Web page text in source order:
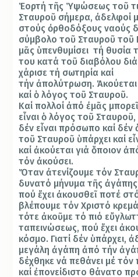
Ἑορτή τῆς Ὑψώσεως τοῦ
Σταυροῦ σήμερα,ἀδελφοί
στούςὀρθοδόξους ναούς
σύμβολο τοῦ Σταυροῦ τοῦ
μᾶς ὑπενθυμίσει τή θυσία
του κατά τοῦ διαβόλου
χάρισε τή σωτηρία καί
τήνἀπολύτρωση. Ἀκούεται
καίὁ λόγος τοῦ Σταυροῦ.
Καί πολλοίἀπόἐμᾶς μπορεῖ
εἶναιὁ λόγος τοῦ Σταυροῦ,
δέν εἶναι πρόσωπο καί δέν
τοῦ Σταυροῦ ὑπάρχει καί εἶ
καίἀκούεται γιάὅποιονἀ
τόνἀκούσει.
Ὅτανἀτενίζουμε τόν
δυνατό μήνυμα τῆςἀ
πούἔχειἀκουσθεῖ ποτέ
βλέπουμε τόν Χριστό
τότεἀκοῦμε τό πιό εὔ
ταπεινώσεως, πούἔχειἀ
κόσμο. Γιατί δέν ὑπάρχει,ἀ
μεγάληἀγάπηἀπό τήνἀ
δέχθηκε νά πεθάνει μέ τόν
καίἐπονείδιστο θάνατο